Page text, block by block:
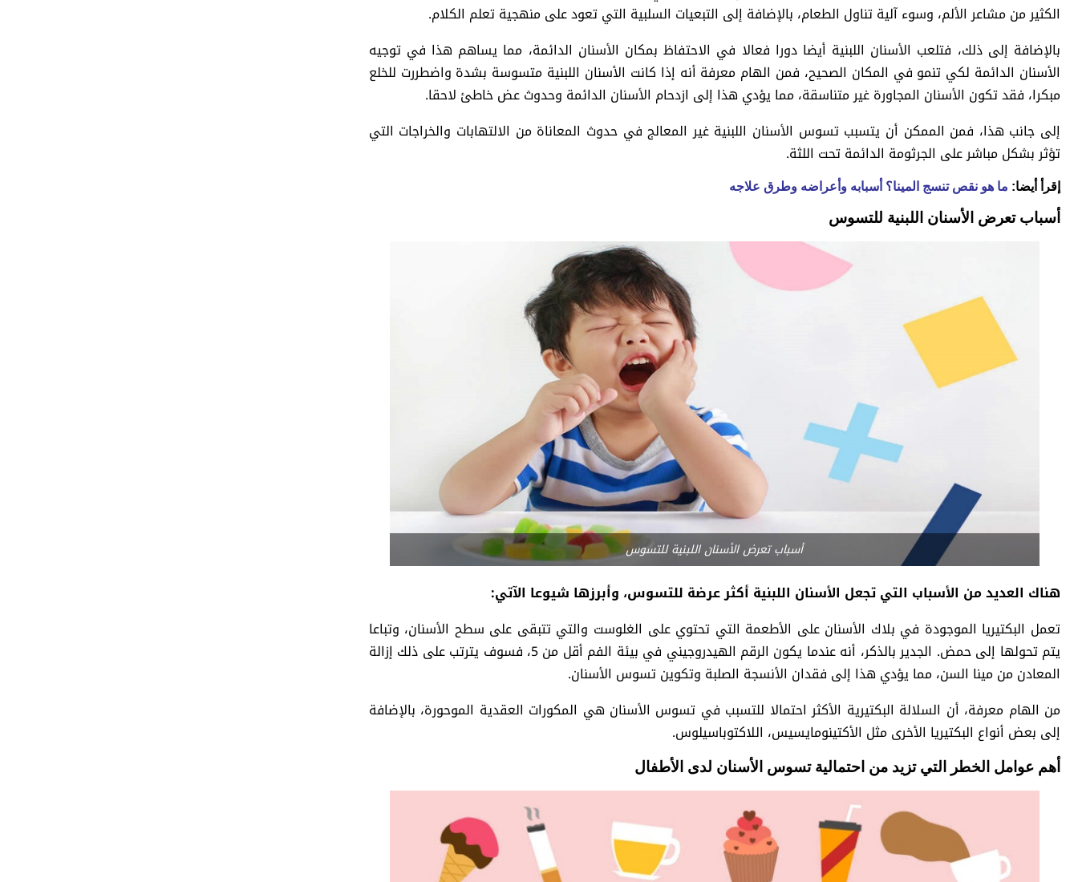
الكثير من مشاعر الألم، وسوء آلية تناول الطعام، بالإضافة إلى التبعيات السلبية التي تعود على منهجية تعلم الكلام.
بالإضافة إلى ذلك، فتلعب الأسنان اللبنية أيضا دورا فعالا في الاحتفاظ بمكان الأسنان الدائمة، مما يساهم هذا في توجيه
الأسنان الدائمة لكي تنمو في المكان الصحيح، فمن الهام معرفة أنه إذا كانت الأسنان اللبنية متسوسة بشدة واضطررت للخلع
مبكرا، فقد تكون الأسنان المجاورة غير متناسقة، مما يؤدي هذا إلى ازدحام الأسنان الدائمة وحدوث عض خاطئ لاحقا.
إلى جانب هذا، فمن الممكن أن يتسبب تسوس الأسنان اللبنية غير المعالج في حدوث المعاناة من الالتهابات والخراجات التي
تؤثر بشكل مباشر على الجرثومة الدائمة تحت اللثة.
إقرأ أيضا: ما هو نقص تنسج المينا؟ أسبابه وأعراضه وطرق علاجه
أسباب تعرض الأسنان اللبنية للتسوس
أسباب تعرض الأسنان اللبنية للتسوس
هناك العديد من الأسباب التي تجعل الأسنان اللبنية أكثر عرضة للتسوس، وأبرزها شيوعا الآتي:
تعمل البكتيريا الموجودة في بلاك الأسنان على الأطعمة التي تحتوي على الغلوست والتي تتبقى على سطح الأسنان، وتباعا
يتم تحولها إلى حمض. الجدير بالذكر، أنه عندما يكون الرقم الهيدروجيني في بيئة الفم أقل من 5، فسوف يترتب على ذلك إزالة
المعادن من مينا السن، مما يؤدي هذا إلى فقدان الأنسجة الصلبة وتكوين تسوس الأسنان.
من الهام معرفة، أن السلالة البكتيرية الأكثر احتمالا للتسبب في تسوس الأسنان هي المكورات العقدية الموحورة، بالإضافة
إلى بعض أنواع البكتيريا الأخرى مثل الأكتينومايسيس، اللاكتوباسيلوس.
أهم عوامل الخطر التي تزيد من احتمالية تسوس الأسنان لدى الأطفال